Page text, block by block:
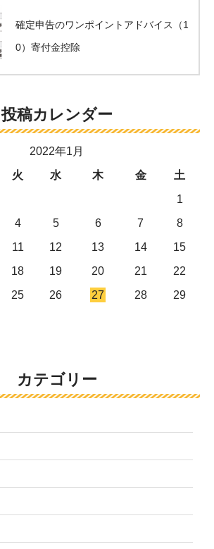
確定申告のワンポイントアドバイス（1
0）寄付金控除
投稿カレンダー
2022年1月
火 水 木 金
土
1
4 5 6 7
8
11 12 13 14
15
18 19 20 21
22
25 26 27 28
29
カテゴリー